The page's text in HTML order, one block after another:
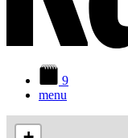
9
menu